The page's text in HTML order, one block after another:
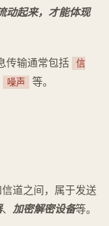
动起来，才能体现
传输通常包括
信
噪声 等。
道之间，属于发送
、 加密解密设备等。